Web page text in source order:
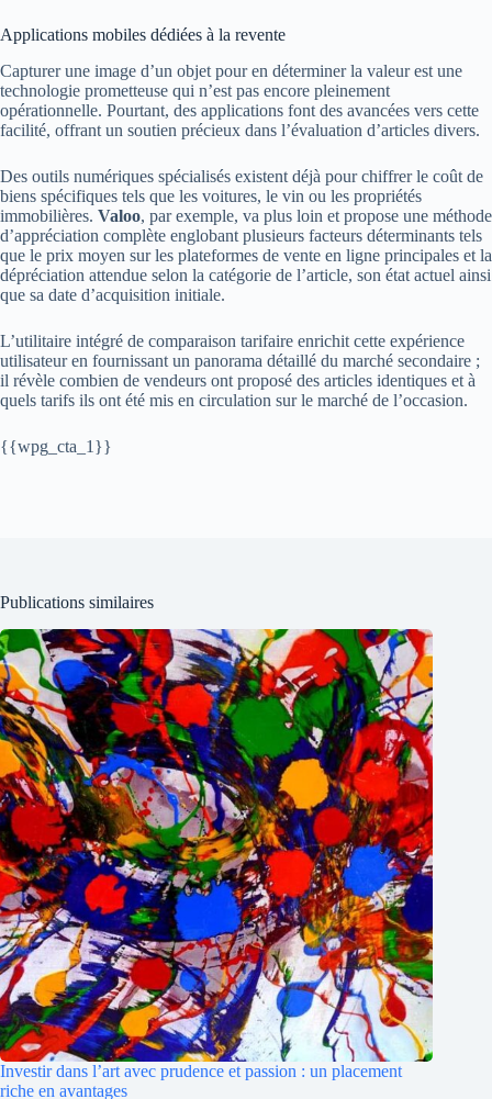
Applications mobiles dédiées à la revente
Capturer une image d’un objet pour en déterminer la valeur est une
technologie prometteuse qui n’est pas encore pleinement
opérationnelle. Pourtant, des applications font des avancées vers cette
facilité, offrant un soutien précieux dans l’évaluation d’articles divers.
Des outils numériques spécialisés existent déjà pour chiffrer le coût de
biens spécifiques tels que les voitures, le vin ou les propriétés
immobilières. Valoo, par exemple, va plus loin et propose une méthode
d’appréciation complète englobant plusieurs facteurs déterminants tels
que le prix moyen sur les plateformes de vente en ligne principales et la
dépréciation attendue selon la catégorie de l’article, son état actuel ainsi
que sa date d’acquisition initiale.
L’utilitaire intégré de comparaison tarifaire enrichit cette expérience
utilisateur en fournissant un panorama détaillé du marché secondaire ;
il révèle combien de vendeurs ont proposé des articles identiques et à
quels tarifs ils ont été mis en circulation sur le marché de l’occasion.
{{wpg_cta_1}}
Publications similaires
Investir dans l’art avec prudence et passion : un placement
riche en avantages